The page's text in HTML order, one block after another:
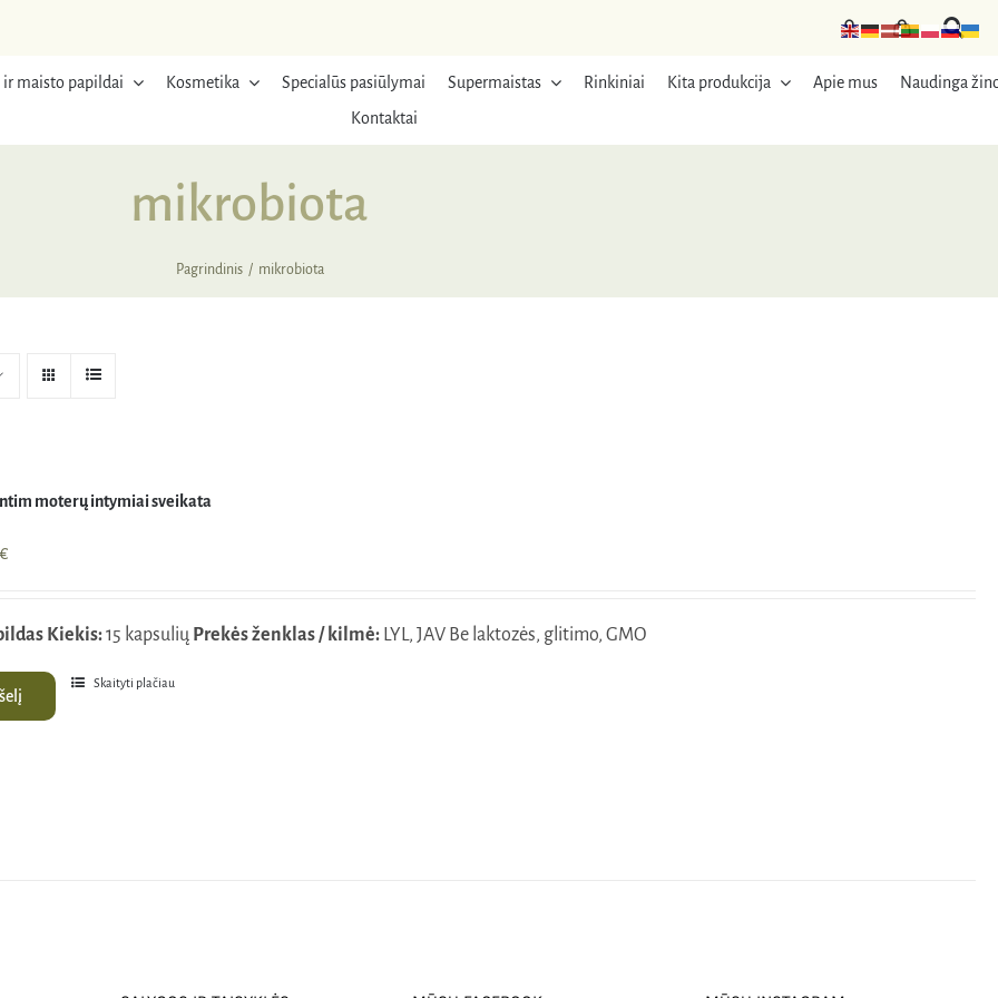
maisto papildai Kosmetika Specialūs pasiūlymai Supermaistas Rinkiniai Kita produkcija Apie mus
Naudinga
Kontaktai
mikrobiota
Pagrindinis mikrobiota
intim moterų intymiai sveikata
€
12,40€.Kiekis:15 kapsulių Prekės ženklas / kilmė: LYL, JAV Be laktozės, glitimo, GMO
Skaityti plačiau